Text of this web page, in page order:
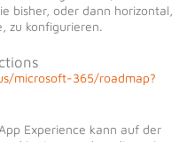
bisher, oder dann horizontal,
zu konfigurieren.
microsoft-365/roadmap?
Experience kann auf der